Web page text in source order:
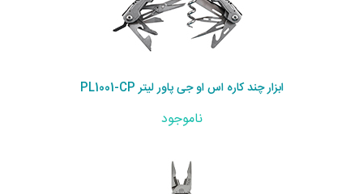
ابزار چند کاره اس او جی پاور لیتر PL1001-CP
ناموجود